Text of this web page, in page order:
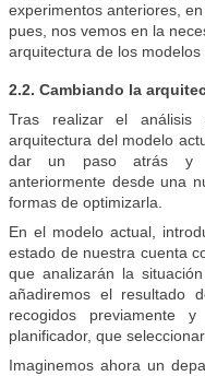
experimentos anteriores,
pues, nos vemos en la
arquitectura de los modelos
2.2. Cambiando la
Tras realizar el análisis
arquitectura del modelo
dar un paso atrás y
anteriormente desde una
formas de optimizarla.
En el modelo actual,
estado de nuestra cuenta
que analizarán la
añadiremos el resultado
recogidos previamente
planificador, que
Imaginemos ahora un